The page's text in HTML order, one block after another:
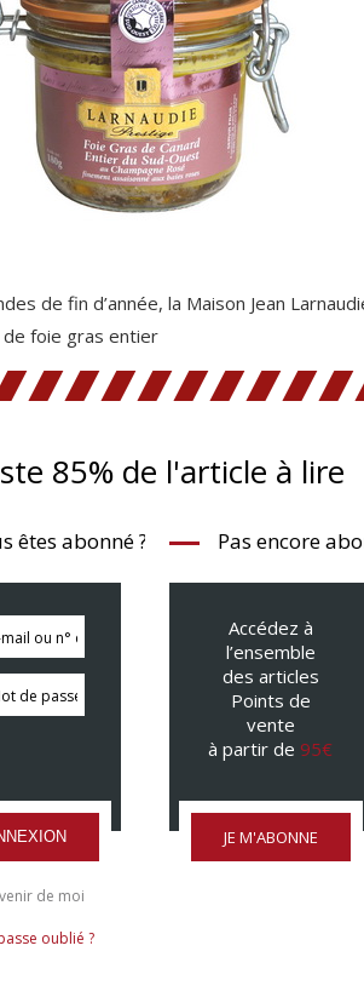
de fin d’année, la Maison Jean
foie gras entier
85% de l'article à lire
êtes abonné ?
de moi
oublié ?
Pas encore
Accédez à
l’ensemble
des articles
Points de
vente
à partir de 95€
JE M'ABONNE